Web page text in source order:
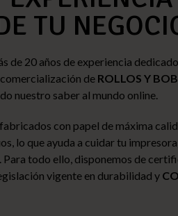
TU
de 20 años de experiencia
de ROLLOS Y
nuestro saber al mundo online.
con papel de máxima
lo que ayuda a cuidar tu
todo ello, disponemos de
vigente en durabilidad y